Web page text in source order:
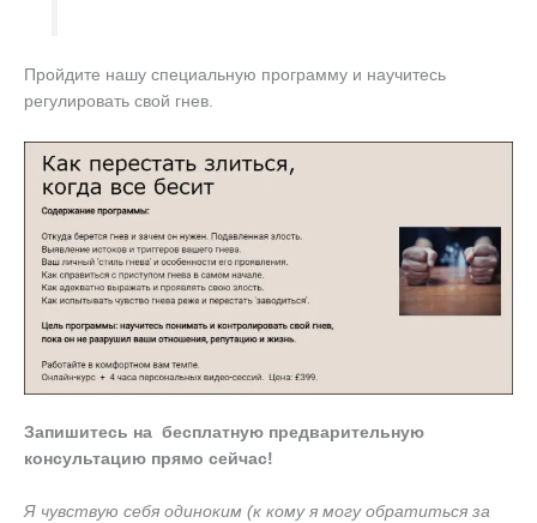
Пройдите нашу специальную программу и научитесь
регулировать свой гнев.
Запишитесь на бесплатную предварительную
консультацию прямо сейчас!
Я чувствую себя одиноким (к кому я могу обратиться за